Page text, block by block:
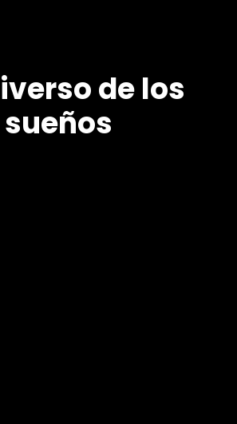
de los
sueños